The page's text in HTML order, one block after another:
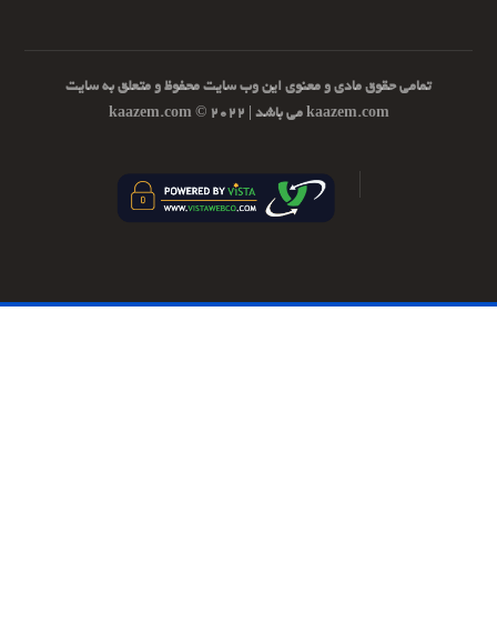
تمامی حقوق مادی و معنوی این وب سایت محفوظ و متعلق به سایت
kaazem.com می باشد | ۲۰۲۲ © kaazem.com